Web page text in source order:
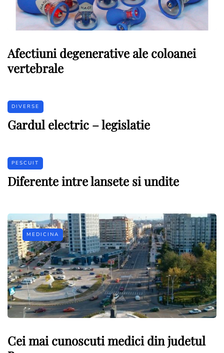
Afectiuni degenerative ale coloanei
vertebrale
DIVERSE
Gardul electric – legislatie
PESCUIT
Diferente intre lansete si undite
MEDICINA
Cei mai cunoscuti medici din judetul